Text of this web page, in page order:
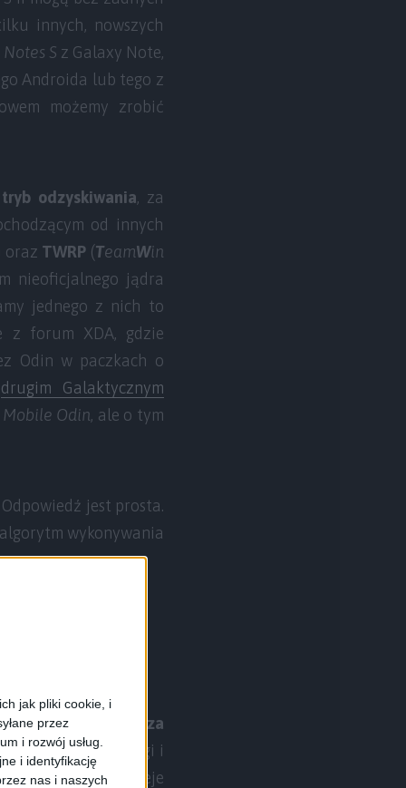
jak pliki cookie, i
przez
i rozwój usług.
i identyfikację
nas i naszych
innych, nowszych
Notes S z Galaxy Note,
Androida lub tego z
możemy zrobić
tryb odzyskiwania, za
od innych
oraz TWRP (TeamWin
nieoficjalnego jądra
jednego z nich to
z forum XDA, gdzie
Odin w paczkach o
drugim Galaktycznym
Mobile Odin, ale o tym
Odpowiedź jest prosta.
wykonywania
jestuznawany za
się prostotą obsługi i
użytkownika. Istnieje